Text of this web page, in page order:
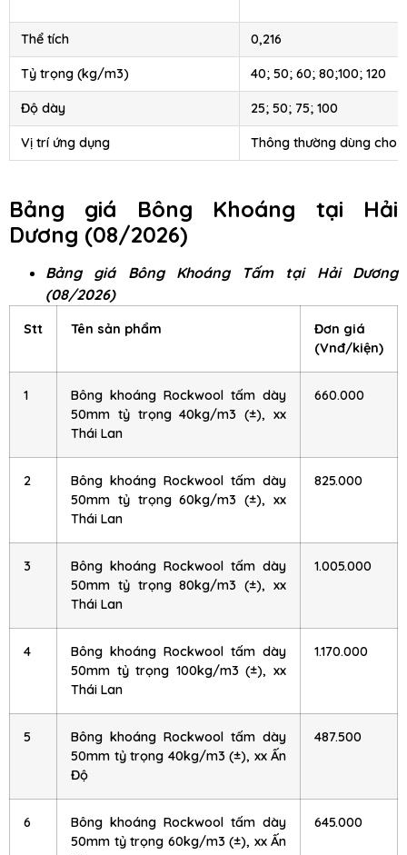
Thể tích 0,216
Tỷ trọng (kg/m3) 40; 50; 60; 80;100; 120
Độ dày 25; 50; 75; 100
Vị trí ứng dụng Thông thường dùng cho
Bảng giá Bông Khoáng tại Hải
Dương (08/2026)
Bảng giá Bông Khoáng Tấm tại Hải Dương
(08/2026)
Stt Tên sản phẩm
Đơn giá
(Vnđ/kiện)
1
Bông khoáng Rockwool tấm dày
50mm tỷ trọng 40kg/m3 (±), xx
Thái Lan
660.000
2
Bông khoáng Rockwool tấm dày
50mm tỷ trọng 60kg/m3 (±), xx
Thái Lan
825.000
3
Bông khoáng Rockwool tấm dày
50mm tỷ trọng 80kg/m3 (±), xx
Thái Lan
1.005.000
4
Bông khoáng Rockwool tấm dày
50mm tỷ trọng 100kg/m3 (±), xx
Thái Lan
1.170.000
5
Bông khoáng Rockwool tấm dày
50mm tỷ trọng 40kg/m3 (±), xx Ấn
Độ
487.500
6
Bông khoáng Rockwool tấm dày
50mm tỷ trọng 60kg/m3 (±), xx Ấn
645.000